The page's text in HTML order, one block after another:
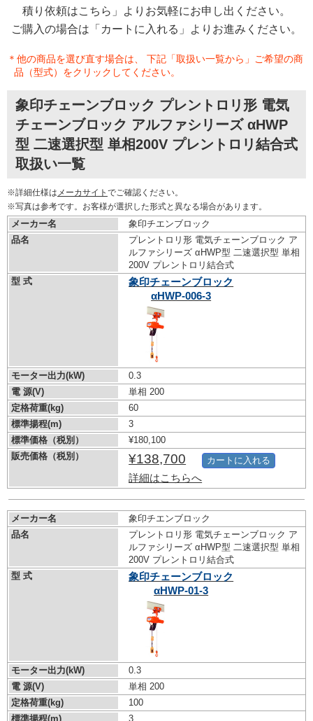
積り依頼はこちら」よりお気軽にお申し出ください。
ご購入の場合は「カートに入れる」よりお進みください。
＊他の商品を選び直す場合は、 下記「取扱い一覧から」ご希望の商
品（型式）をクリックしてください。
象印チェーンブロック プレントロリ形 電気
チェーンブロック アルファシリーズ αHWP
型 二速選択型 単相200V プレントロリ結合式
取扱い一覧
※詳細仕様は メーカサイト でご確認ください。
※写真は参考です。お客様が選択した形式と異なる場合があります。
メーカー名
象印チエンブロック
品名
プレントロリ形 電気チェーンブロック ア
ルファシリーズ αHWP型 二速選択型 単相
200V プレントロリ結合式
型 式
象印チェーンブロック
αHWP-006-3
モーター出力(kW)
0.3
電 源(V)
単相 200
定格荷重(kg)
60
標準揚程(m)
3
標準価格（税別）
¥180,100
販売価格（税別）
¥138,700
詳細はこちらへ
カートに入れる
メーカー名
象印チエンブロック
品名
プレントロリ形 電気チェーンブロック ア
ルファシリーズ αHWP型 二速選択型 単相
200V プレントロリ結合式
型 式
象印チェーンブロック
αHWP-01-3
モーター出力(kW)
0.3
電 源(V)
単相 200
定格荷重(kg)
100
標準揚程(m)
3